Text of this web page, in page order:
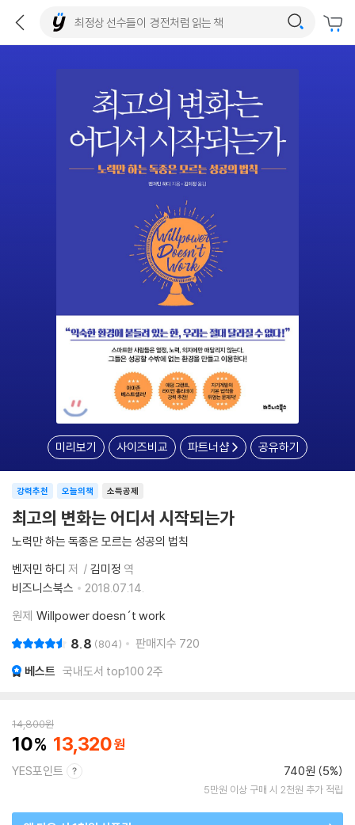
미리보기 사이즈비교 파트너샵 공유하기
소득공제
강력추천 오늘의책
최고의 변화는 어디서 시작되는가
노력만 하는 독종은 모르는 성공의 법칙
벤저민 하디 저 김미정 역
비즈니스북스
2018.07.14.
원제 Willpower doesn´t work
8.8 804 판매지수 720
베스트 국내도서 top100 2주
14,800원
10 13,320
YES포인트 740원 (5%)
5만원 이상 구매 시 2천원 추가 적립